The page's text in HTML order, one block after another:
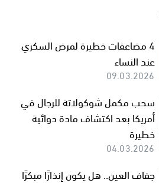
4 مضاعفات خطيرة لمرض السكري
عند النساء
09.03.2026
سحب مكمل شوكولاتة للرجال في
أمريكا بعد اكتشاف مادة دوائية
خطيرة
04.03.2026
جفاف العين.. هل يكون إنذارًا مبكرًا